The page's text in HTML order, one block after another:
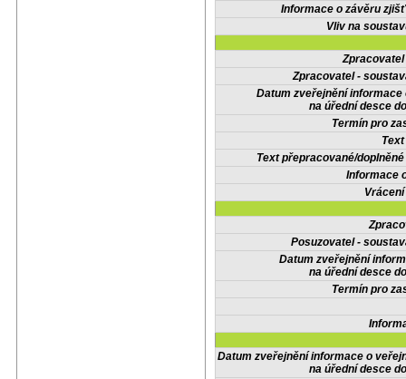
Informace o závěru
Vliv na
Zpracovatel -
Datum zveřejnění informace
na úřední desce
Termín pro
Text přepracované/
Informace
Posuzovatel -
Datum zveřejnění
na úřední desce
Termín pro
Datum zveřejnění informace o
na úřední desce